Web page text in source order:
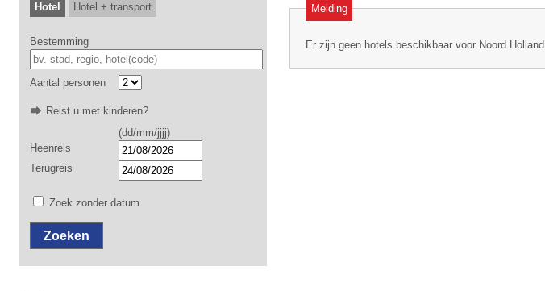
Hotel Hotel + transport
Bestemming
Aantal personen
Reist u met kinderen?
(dd/mm/jjjj)
Heenreis
Terugreis
Zoek zonder datum
Melding
Er zijn geen hotels beschikbaar voor Noord Holland